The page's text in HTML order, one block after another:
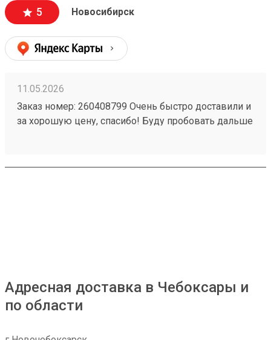
5 Новосибирск
11.05.2026
Заказ номер: 260408799 Очень быстро доставили и
за хорошую цену, спасибо! Буду пробовать дальше
Адресная доставка в Чебоксары и
по области